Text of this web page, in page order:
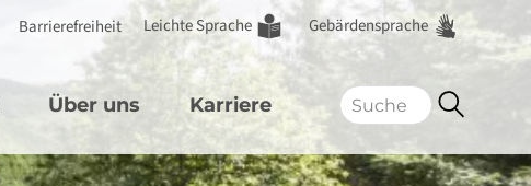
Barrierefreiheit Leichte Sprache Gebärdensprache
Über uns Karriere